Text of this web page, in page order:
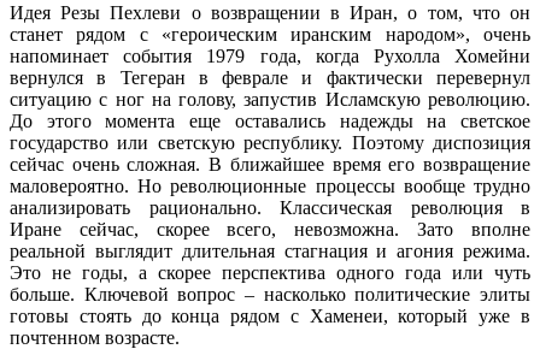
Идея Резы Пехлеви о возвращении в Иран, о том, что он
станет рядом с «героическим иранским народом», очень
напоминает события 1979 года, когда Рухолла Хомейни
вернулся в Тегеран в феврале и фактически перевернул
ситуацию с ног на голову, запустив Исламскую революцию.
До этого момента еще оставались надежды на светское
государство или светскую республику. Поэтому диспозиция
сейчас очень сложная. В ближайшее время его возвращение
маловероятно. Но революционные процессы вообще трудно
анализировать рационально. Классическая революция в
Иране сейчас, скорее всего, невозможна. Зато вполне
реальной выглядит длительная стагнация и агония режима.
Это не годы, а скорее перспектива одного года или чуть
больше. Ключевой вопрос – насколько политические элиты
готовы стоять до конца рядом с Хаменеи, который уже в
почтенном возрасте.